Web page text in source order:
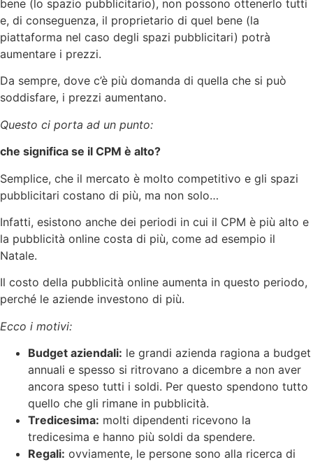
bene (lo spazio pubblicitario), non possono ottenerlo tutti
e, di conseguenza, il proprietario di quel bene (la
piattaforma nel caso degli spazi pubblicitari) potrà
aumentare i prezzi.
Da sempre, dove c’è più domanda di quella che si può
soddisfare, i prezzi aumentano.
Questo ci porta ad un punto:
che significa se il CPM è alto?
Semplice, che il mercato è molto competitivo e gli spazi
pubblicitari costano di più, ma non solo…
Infatti, esistono anche dei periodi in cui il CPM è più alto e
la pubblicità online costa di più, come ad esempio il
Natale.
Il costo della pubblicità online aumenta in questo periodo,
perché le aziende investono di più.
Ecco i motivi:
Budget aziendali: le grandi azienda ragiona a budget
annuali e spesso si ritrovano a dicembre a non aver
ancora speso tutti i soldi. Per questo spendono tutto
quello che gli rimane in pubblicità.
Tredicesima: molti dipendenti ricevono la
tredicesima e hanno più soldi da spendere.
Regali: ovviamente, le persone sono alla ricerca di